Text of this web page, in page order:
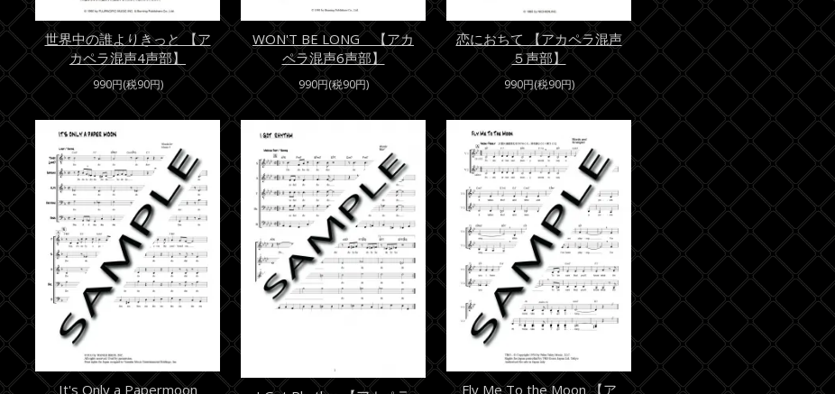
世界中の誰よりきっと 【ア
カペラ混声4声部】
990円(税90円)
WON'T BE LONG 【アカ
ペラ混声6声部】
990円(税90円)
恋におちて 【アカペラ混声
５声部】
990円(税90円)
It's Only a Papermoon
Fly Me To the Moon 【ア